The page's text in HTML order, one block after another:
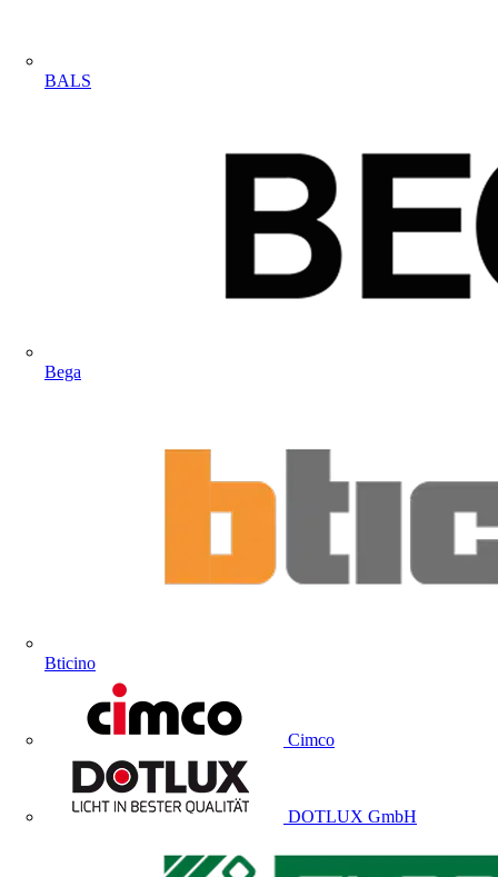
BALS
Bega
Bticino
Cimco
DOTLUX GmbH